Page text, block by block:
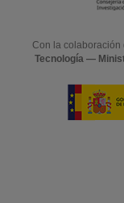
Con la colaboración
Tecnología —